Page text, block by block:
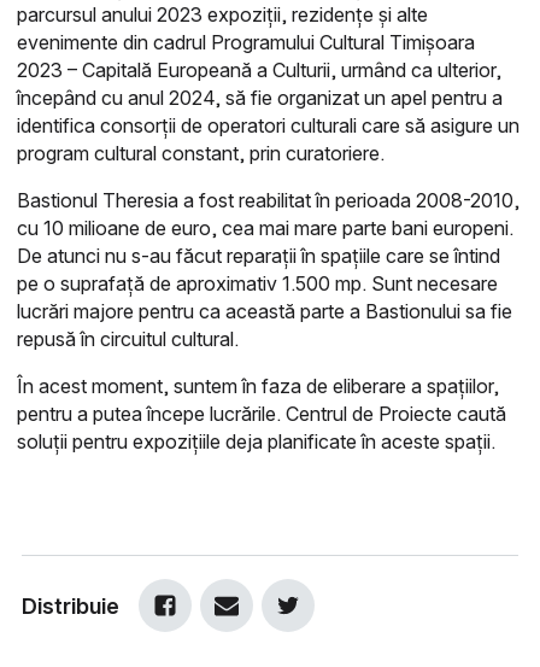
parcursul anului 2023 expoziții, rezidențe și alte
evenimente din cadrul Programului Cultural Timișoara
2023 – Capitală Europeană a Culturii, urmând ca ulterior,
începând cu anul 2024, să fie organizat un apel pentru a
identifica consorții de operatori culturali care să asigure un
program cultural constant, prin curatoriere.
Bastionul Theresia a fost reabilitat în perioada 2008-2010,
cu 10 milioane de euro, cea mai mare parte bani europeni.
De atunci nu s-au făcut reparații în spațiile care se întind
pe o suprafață de aproximativ 1.500 mp. Sunt necesare
lucrări majore pentru ca această parte a Bastionului sa fie
repusă în circuitul cultural.
În acest moment, suntem în faza de eliberare a spațiilor,
pentru a putea începe lucrările. Centrul de Proiecte caută
soluții pentru expozițiile deja planificate în aceste spații.
Distribuie